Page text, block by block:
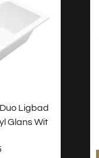
Ligbad
Glans Wit